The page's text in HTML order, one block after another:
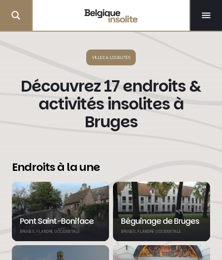
VILLES & LOCALITÉS
Découvrez 17 endroits &
activités insolites à
Bruges
Endroits à la une
Pont Saint-Boniface
BRUGES, FLANDRE OCCIDENTALE
Béguinage de Bruges
BRUGES, FLANDRE OCCIDENTALE